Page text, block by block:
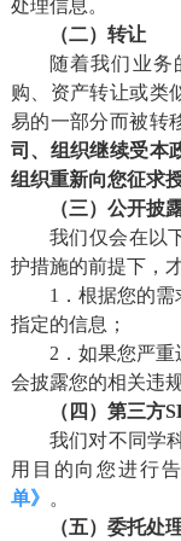
处理信息。
（二）转让
随着我们业务
购、资产转让或类
易的一部分而被转
司、组织继续受本
组织重新向您征求
（三）公开披
我们仅会在以
护措施的前提下，
1．根据您的
指定的信息；
2．如果您严
会披露您的相关违
（四）第三方
我们对不同学
用目的向您进行
单》 。
（五）委托处